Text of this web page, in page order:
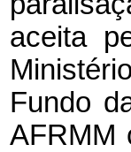
aceita
Fundo
AFRMM